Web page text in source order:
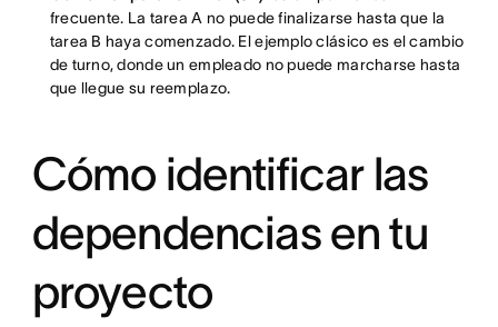
frecuente. La tarea A no puede finalizarse hasta que la
tarea B haya comenzado. El ejemplo clásico es el cambio
de turno, donde un empleado no puede marcharse hasta
que llegue su reemplazo.
Cómo identificar las
dependencias en tu
proyecto